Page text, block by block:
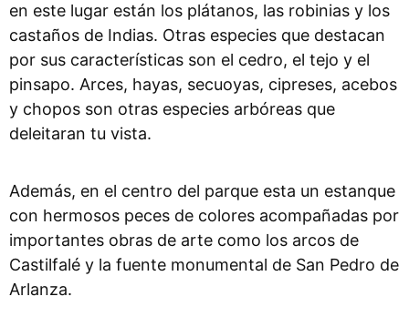
en este lugar están los plátanos, las robinias y los
castaños de Indias. Otras especies que destacan
por sus características son el cedro, el tejo y el
pinsapo. Arces, hayas, secuoyas, cipreses, acebos
y chopos son otras especies arbóreas que
deleitaran tu vista.
Además, en el centro del parque esta un estanque
con hermosos peces de colores acompañadas por
importantes obras de arte como los arcos de
Castilfalé y la fuente monumental de San Pedro de
Arlanza.